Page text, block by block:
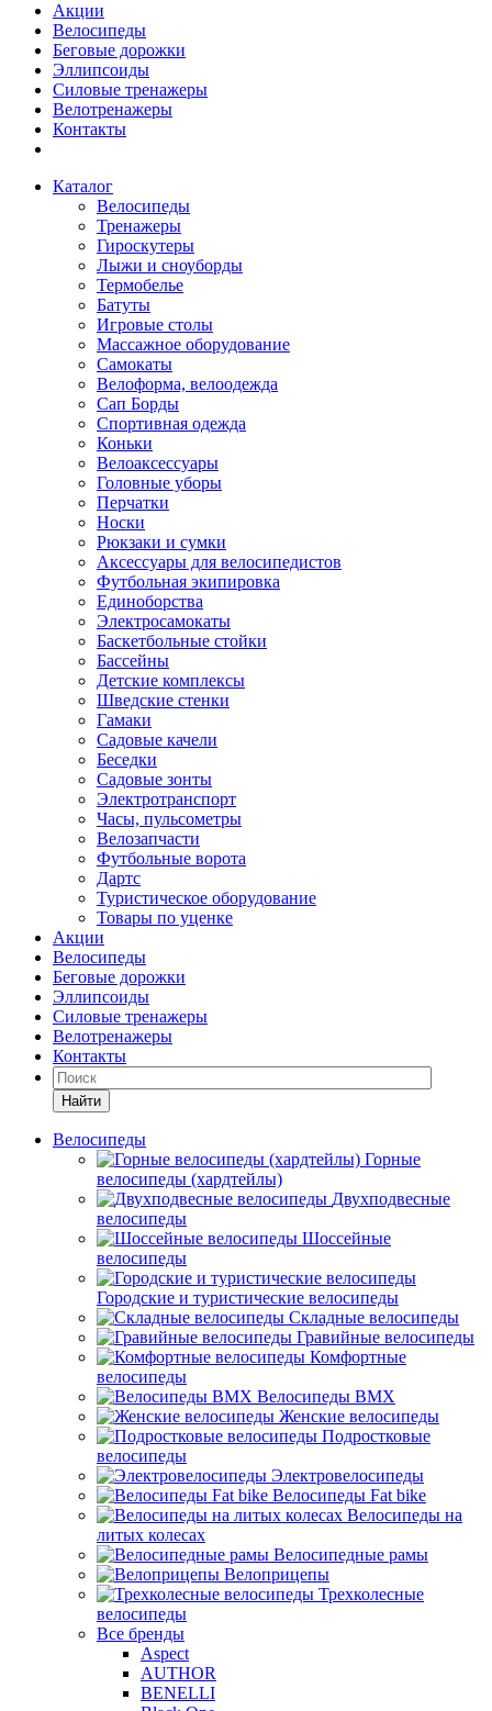
Акции
Велосипеды
Беговые дорожки
Эллипсоиды
Силовые тренажеры
Велотренажеры
Контакты
Каталог
Велосипеды
Тренажеры
Гироскутеры
Лыжи и сноуборды
Термобелье
Батуты
Игровые столы
Массажное оборудование
Самокаты
Велоформа, велоодежда
Сап Борды
Спортивная одежда
Коньки
Велоаксессуары
Головные уборы
Перчатки
Носки
Рюкзаки и сумки
Аксессуары для велосипедистов
Футбольная экипировка
Единоборства
Электросамокаты
Баскетбольные стойки
Бассейны
Детские комплексы
Шведские стенки
Гамаки
Садовые качели
Беседки
Садовые зонты
Электротранспорт
Часы, пульсометры
Велозапчасти
Футбольные ворота
Дартс
Туристическое оборудование
Товары по уценке
Акции
Велосипеды
Беговые дорожки
Эллипсоиды
Силовые тренажеры
Велотренажеры
Контакты
Найти
Велосипеды
Горные
велосипеды (хардтейлы)
Двухподвесные
велосипеды
Шоссейные
велосипеды
Городские и туристические велосипеды
Складные велосипеды
Гравийные велосипеды
Комфортные
велосипеды
Велосипеды BMX
Женские велосипеды
Подростковые
велосипеды
Электровелосипеды
Велосипеды Fat bike
Велосипеды на
литых колесах
Велосипедные рамы
Велоприцепы
Трехколесные
велосипеды
Все бренды
Aspect
AUTHOR
BENELLI